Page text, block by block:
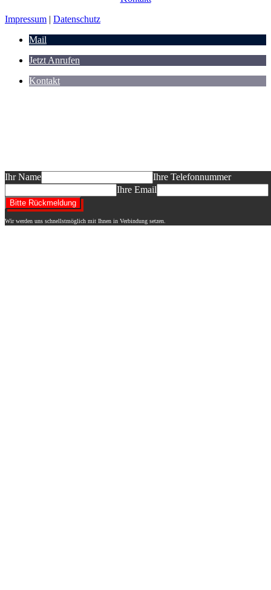
Impressum | Datenschutz
Mail
Jetzt Anrufen
Kontakt
Ihr Name
Ihre Telefonnummer
Ihre Email
Wir werden uns schnellstmöglich mit Ihnen in Verbindung setzen.